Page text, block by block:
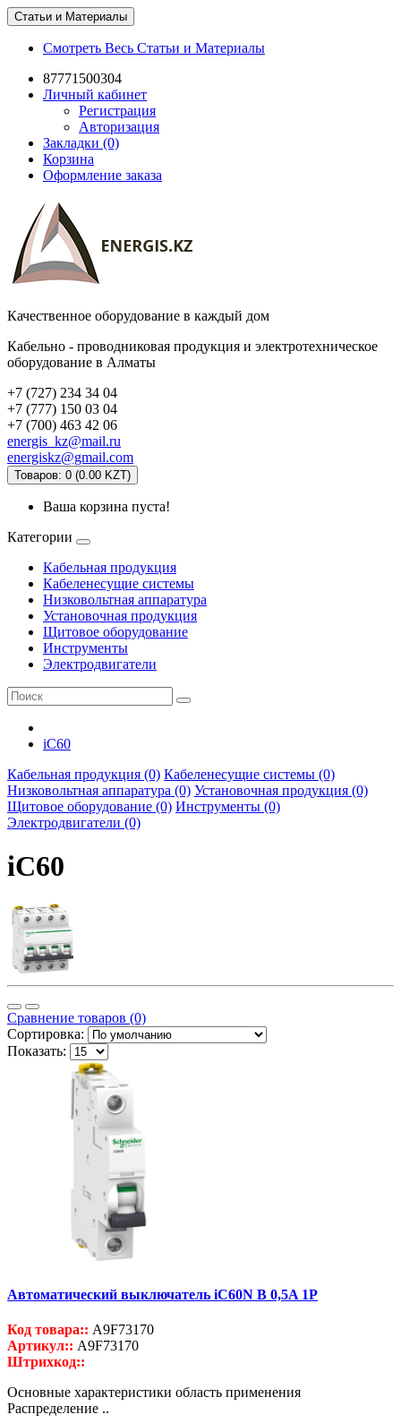
Статьи и Материалы
Смотреть Весь Статьи и Материалы
87771500304
Личный кабинет
Регистрация
Авторизация
Закладки (0)
Корзина
Оформление заказа
Качественное оборудование в каждый дом
Кабельно - проводниковая продукция и электротехническое
оборудование в Алматы
+7 (727) 234 34 04
+7 (777) 150 03 04
+7 (700) 463 42 06
energis_kz@mail.ru
energiskz@gmail.com
Товаров: 0 (0.00 KZT)
Ваша корзина пуста!
Категории
Кабельная продукция
Кабеленесущие системы
Низковольтная аппаратура
Установочная продукция
Щитовое оборудование
Инструменты
Электродвигатели
iC60
Кабельная продукция (0) Кабеленесущие системы (0)
Низковольтная аппаратура (0) Установочная продукция (0)
Щитовое оборудование (0) Инструменты (0)
Электродвигатели (0)
iC60
Сравнение товаров (0)
Сортировка:
Показать:
Автоматический выключатель iC60N B 0,5A 1P
Код товара:: A9F73170
Артикул:: A9F73170
Штрихкод::
Основные характеристики область применения
Распределение ..